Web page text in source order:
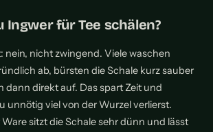
Ingwer für Tee schälen?
nein, nicht zwingend. Viele waschen
ab, bürsten die Schale kurz sauber
dann direkt auf. Das spart Zeit und
unnötig viel von der Wurzel verlierst.
sitzt die Schale sehr dünn und lässt